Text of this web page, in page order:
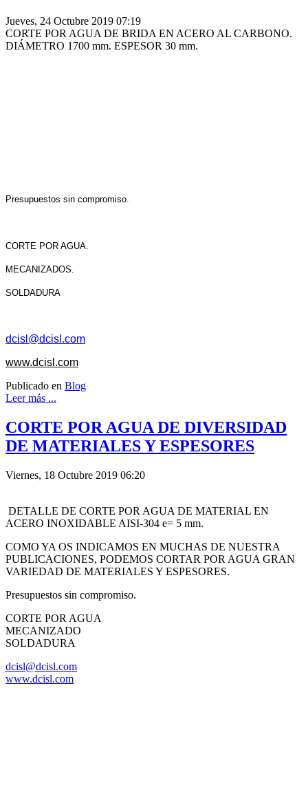
Jueves, 24 Octubre 2019 07:19
CORTE POR AGUA DE BRIDA EN ACERO AL CARBONO.
DIÁMETRO 1700 mm. ESPESOR 30 mm.
Presupuestos sin compromiso.
CORTE POR AGUA.
MECANIZADOS.
SOLDADURA
dcisl@dcisl.com
www.dcisl.com
Publicado en Blog
Leer más ...
CORTE POR AGUA DE DIVERSIDAD
DE MATERIALES Y ESPESORES
Viernes, 18 Octubre 2019 06:20
DETALLE DE CORTE POR AGUA DE MATERIAL EN
ACERO INOXIDABLE AISI-304 e= 5 mm.
COMO YA OS INDICAMOS EN MUCHAS DE NUESTRA
PUBLICACIONES, PODEMOS CORTAR POR AGUA GRAN
VARIEDAD DE MATERIALES Y ESPESORES.
Presupuestos sin compromiso.
CORTE POR AGUA
MECANIZADO
SOLDADURA
dcisl@dcisl.com
www.dcisl.com